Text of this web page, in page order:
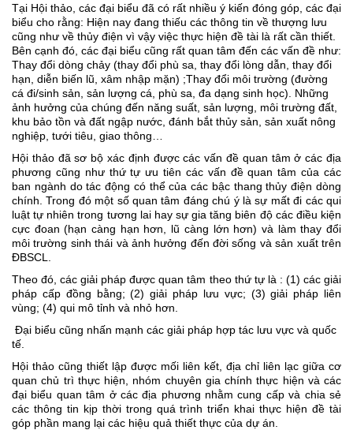
Tại Hội thảo, các đại biểu đã có rất nhiều ý kiến đóng góp, các đại
biểu cho rằng: Hiện nay đang thiếu các thông tin về thượng lưu
cũng như về thủy điện vì vậy việc thực hiện đề tài là rất cần thiết.
Bên cạnh đó, các đại biểu cũng rất quan tâm đến các vấn đề như:
Thay đổi dòng chảy (thay đổi phù sa, thay đổi lòng dẫn, thay đổi
hạn, diễn biến lũ, xâm nhập mặn) ;Thay đổi môi trường (đường
cá đi/sinh sản, sản lượng cá, phù sa, đa dạng sinh học). Những
ảnh hưởng của chúng đến năng suất, sản lượng, môi trường đất,
khu bảo tồn và đất ngập nước, đánh bắt thủy sản, sản xuất nông
nghiệp, tưới tiêu, giao thông…
Hội thảo đã sơ bộ xác định được các vấn đề quan tâm ở các địa
phương cũng như thứ tự ưu tiên các vấn đề quan tâm của các
ban ngành do tác động có thể của các bậc thang thủy điện dòng
chính. Trong đó một số quan tâm đáng chú ý là sự mất đi các qui
luật tự nhiên trong tương lai hay sự gia tăng biên độ các điều kiện
cực đoan (hạn càng hạn hơn, lũ càng lớn hơn) và làm thay đổi
môi trường sinh thái và ảnh hưởng đến đời sống và sản xuất trên
ĐBSCL.
Theo đó, các giải pháp được quan tâm theo thứ tự là : (1) các giải
pháp cấp đồng bằng; (2) giải pháp lưu vực; (3) giải pháp liên
vùng; (4) qui mô tỉnh và nhỏ hơn.
Đại biểu cũng nhấn mạnh các giải pháp hợp tác lưu vực và quốc
tế.
Hội thảo cũng thiết lập được mối liên kết, địa chỉ liên lạc giữa cơ
quan chủ trì thực hiện, nhóm chuyên gia chính thực hiện và các
đại biểu quan tâm ở các địa phương nhằm cung cấp và chia sẻ
các thông tin kịp thời trong quá trình triển khai thực hiện đề tài
góp phần mang lại các hiệu quả thiết thực của dự án.